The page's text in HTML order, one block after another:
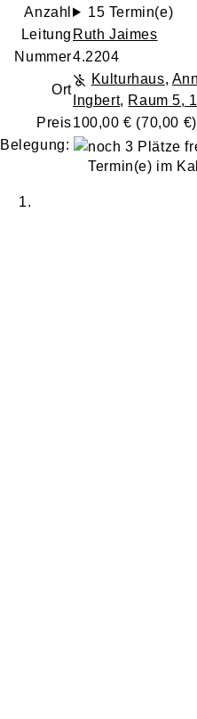
Anzahl
15 Termin(e)
Leitung Ruth Jaimes
Nummer4.2204
Ort
Kulturhaus,
Ingbert, Raum 5,
Preis100,00 € (70,00 €)
Belegung:
Termin(e) im